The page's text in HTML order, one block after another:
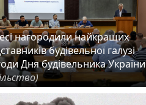
нагородили найкращих
будівельної галузі
Дня будівельника України